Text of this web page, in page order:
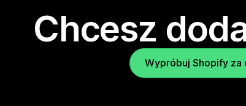
Chcesz
Wypróbuj Shopify za